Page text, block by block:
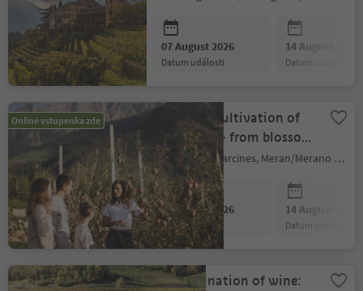
07 August 2026
datum události
14 August 2026
datum události
Online vstupenka zde
The apple cultivation of
Partschins - from blossom
to harvest
Partschins/Parcines, Meran/Merano and environs
07 August 2026
datum události
14 August 2026
datum události
The fascination of wine: